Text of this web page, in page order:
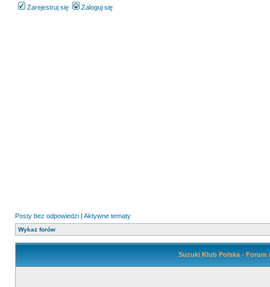
Zarejestruj się Zaloguj się
Posty bez odpowiedzi | Aktywne tematy
Wykaz forów
Suzuki Klub Polska -